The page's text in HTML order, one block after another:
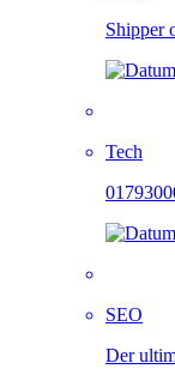
Shipper
Tech
SEO
Der